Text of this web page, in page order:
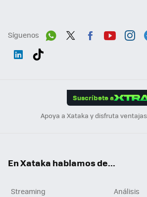
Síguenos
Suscríbete a
Apoya a Xataka y disfruta
En Xataka hablamos de...
Streaming
Análisis